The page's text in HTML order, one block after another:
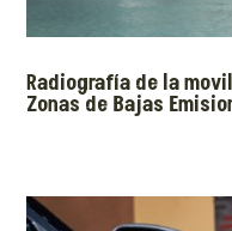
Radiografía de la
Zonas de Bajas